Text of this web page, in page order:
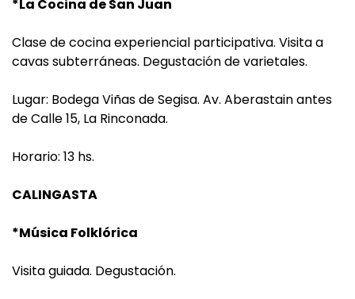
*La Cocina de San Juan
Clase de cocina experiencial participativa. Visita a
cavas subterráneas. Degustación de varietales.
Lugar: Bodega Viñas de Segisa. Av. Aberastain antes
de Calle 15, La Rinconada.
Horario: 13 hs.
CALINGASTA
*Música Folklórica
Visita guiada. Degustación.